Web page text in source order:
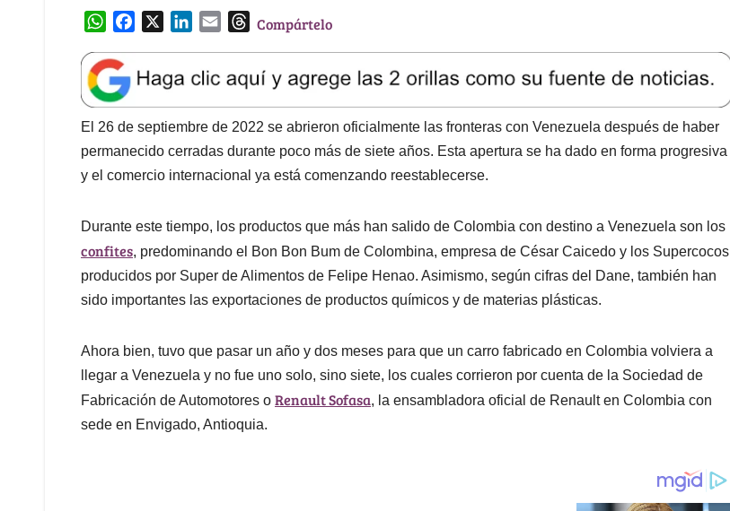
W
a
t
s
A
p
p
e
b
o
o
k
k
e
d
I
n
l
T
e
a
d
s
Compártelo
El 26 de septiembre de 2022 se abrieron oficialmente las fronteras con Venezuela después de haber
permanecido cerradas durante poco más de siete años. Esta apertura se ha dado en forma progresiva
y el comercio internacional ya está comenzando reestablecerse.
Durante este tiempo, los productos que más han salido de Colombia con destino a Venezuela son los
confites, predominando el Bon Bon Bum de Colombina, empresa de César Caicedo y los Supercocos
producidos por Super de Alimentos de Felipe Henao. Asimismo, según cifras del Dane, también han
sido importantes las exportaciones de productos químicos y de materias plásticas.
Ahora bien, tuvo que pasar un año y dos meses para que un carro fabricado en Colombia volviera a
llegar a Venezuela y no fue uno solo, sino siete, los cuales corrieron por cuenta de la Sociedad de
Fabricación de Automotores o Renault Sofasa, la ensambladora oficial de Renault en Colombia con
sede en Envigado, Antioquia.